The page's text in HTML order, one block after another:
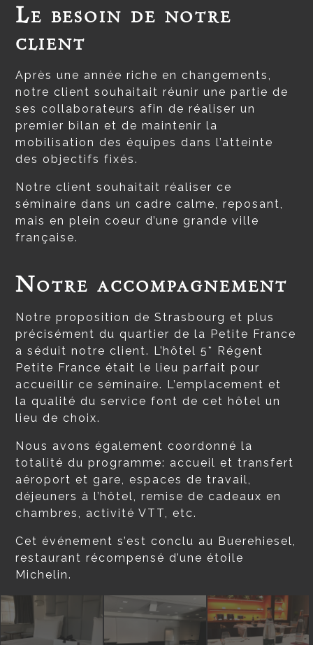
Le besoin de notre
client
Après une année riche en changements,
notre client souhaitait réunir une partie de
ses collaborateurs afin de réaliser un
premier bilan et de maintenir la
mobilisation des équipes dans l’atteinte
des objectifs fixés.
Notre client souhaitait réaliser ce
séminaire dans un cadre calme, reposant,
mais en plein coeur d’une grande ville
française.
Notre accompagnement
Notre proposition de Strasbourg et plus
précisément du quartier de la Petite France
a séduit notre client. L’hôtel 5* Régent
Petite France était le lieu parfait pour
accueillir ce séminaire. L’emplacement et
la qualité du service font de cet hôtel un
lieu de choix.
Nous avons également coordonné la
totalité du programme: accueil et transfert
aéroport et gare, espaces de travail,
déjeuners à l’hôtel, remise de cadeaux en
chambres, activité VTT, etc.
Cet événement s’est conclu au Buerehiesel,
restaurant récompensé d’une étoile
Michelin.